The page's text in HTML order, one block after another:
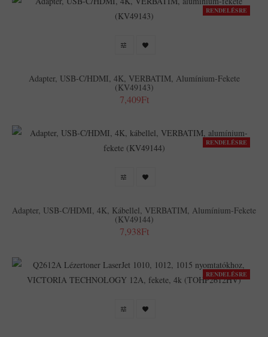
RENDELÉSRE
Adapter, USB-C/HDMI, 4K, VERBATIM, Alumínium-Fekete
(KV49143)
7,409Ft
RENDELÉSRE
Adapter, USB-C/HDMI, 4K, Kábellel, VERBATIM, Alumínium-Fekete
(KV49144)
7,938Ft
RENDELÉSRE